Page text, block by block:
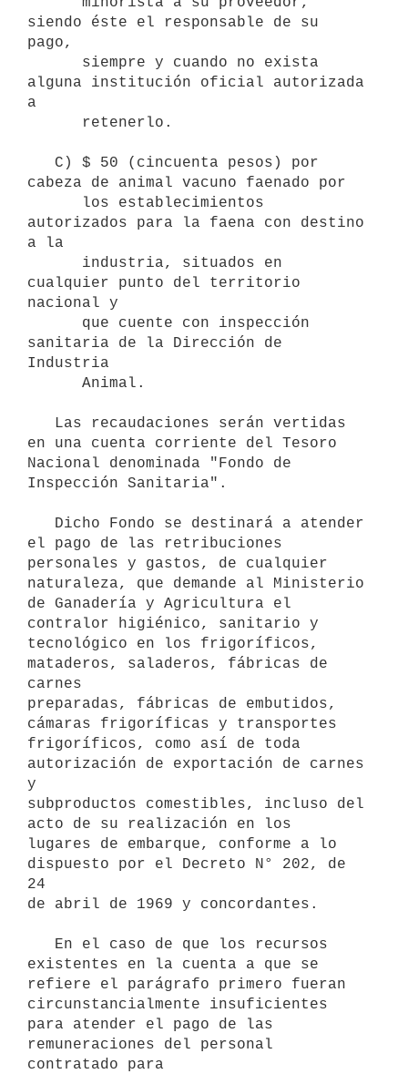
siendo éste el responsable de su
pago,
alguna institución oficial autorizada
a
cabeza de animal vacuno faenado por
autorizados para la faena con destino
a la
cualquier punto del territorio
nacional y
sanitaria de la Dirección de
Industria
en una cuenta corriente del Tesoro
Nacional denominada "Fondo de
Inspección Sanitaria".
el pago de las retribuciones
personales y gastos, de cualquier
naturaleza, que demande al Ministerio
de Ganadería y Agricultura el
contralor higiénico, sanitario y
tecnológico en los frigoríficos,
mataderos, saladeros, fábricas de
carnes
preparadas, fábricas de embutidos,
cámaras frigoríficas y transportes
frigoríficos, como así de toda
autorización de exportación de carnes
y
subproductos comestibles, incluso del
acto de su realización en los
lugares de embarque, conforme a lo
dispuesto por el Decreto N° 202, de
24
de abril de 1969 y concordantes.
existentes en la cuenta a que se
refiere el parágrafo primero fueran
circunstancialmente insuficientes
para atender el pago de las
remuneraciones del personal
contratado para